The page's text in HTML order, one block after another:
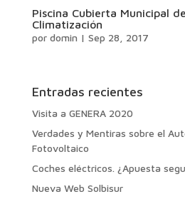
Piscina Cubierta Municipal
Climatización
por domin | Sep 28, 2017
Entradas recientes
Visita a GENERA 2020
Verdades y Mentiras sobre el
Fotovoltaico
Coches eléctricos. ¿Apuesta
Nueva Web Solbisur